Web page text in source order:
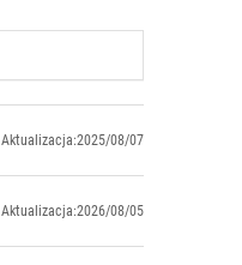
Aktualizacja:2025/08/07
Aktualizacja:2026/08/05